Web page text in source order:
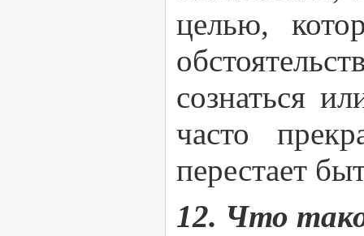
целью,
сознаться
часто
перестает
12. Что